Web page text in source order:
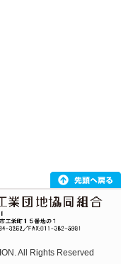
All Rights Reserved